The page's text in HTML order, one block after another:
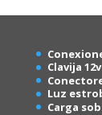
Conexion
Clavija 12v
Luz
Carga